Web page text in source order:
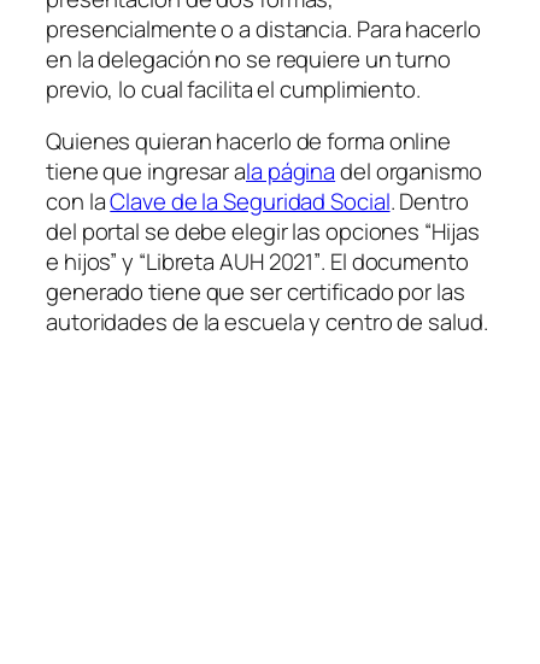
presencialmente o a distancia. Para hacerlo
en la delegación no se requiere un turno
previo, lo cual facilita el cumplimiento.
Quienes quieran hacerlo de forma online
tiene que ingresar ala páginadel organismo
con laClave de la Seguridad Social. Dentro
del portal se debe elegir las opciones “Hijas
e hijos”y “Libreta AUH 2021”. El documento
generado tiene que ser certificado por las
autoridades de la escuela y centro de salud.